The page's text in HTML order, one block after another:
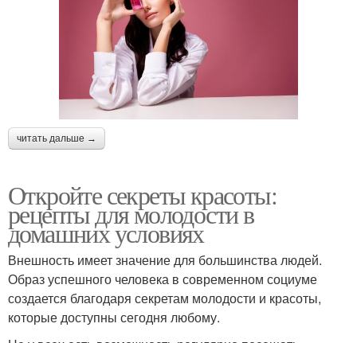
читать дальше →
Откройте секреты красоты:
рецепты для молодости в
домашних условиях
Внешность имеет значение для большинства людей.
Образ успешного человека в современном социуме
создается благодаря секретам молодости и красоты,
которые доступны сегодня любому.